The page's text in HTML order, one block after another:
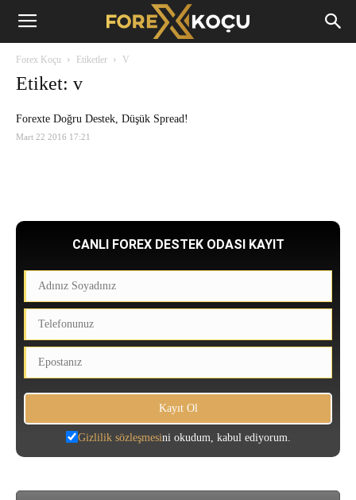
Forex
Forex Koçu Etiketler V
Etiket: v
Forexte Doğru Destek, Düşük Spread!
Mart 22 2016 17:21
CANLI FOREX DESTEK ODASI KAYIT
Gizlilik sözleşmesini okudum, kabul ediyorum.